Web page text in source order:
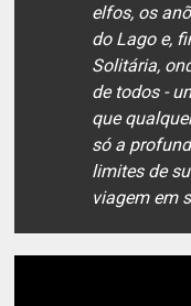
elfos, os
do Lago e,
Solitária,
de todos -
que
só a
limites de
viagem em